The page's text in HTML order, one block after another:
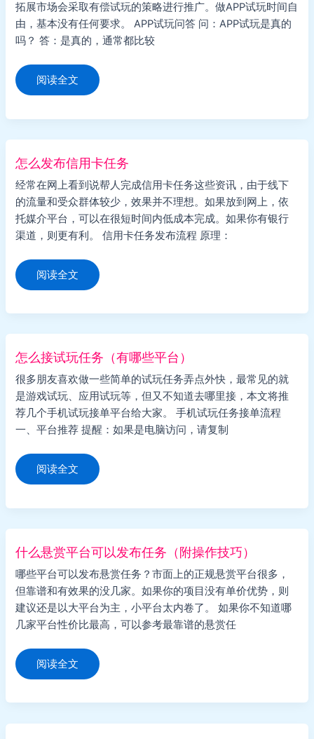
或
者
是
套
拓展市场会采取有偿试玩的策略进行推广。做APP试玩时间自
由，基本没有任何要求。 APP试玩问答 问：APP试玩是真的
吗？ 答：是真的，通常都比较
APP
试
玩
真
吗，
么
做
阅读全文
怎么发布信用卡任务
经常在网上看到说帮人完成信用卡任务这些资讯，由于线下
的流量和受众群体较少，效果并不理想。如果放到网上，依
托媒介平台，可以在很短时间内低成本完成。如果你有银行
渠道，则更有利。 信用卡任务发布流程 原理：
怎
么
发
信
卡
务
阅读全文
怎么接试玩任务（有哪些平台）
很多朋友喜欢做一些简单的试玩任务弄点外快，最常见的就
是游戏试玩、应用试玩等，但又不知道去哪里接，本文将推
荐几个手机试玩接单平台给大家。 手机试玩任务接单流程
一、平台推荐 提醒：如果是电脑访问，请复制
怎
么
接
玩
务
哪
些
平
台）
阅读全文
什么悬赏平台可以发布任务（附操作技巧）
哪些平台可以发布悬赏任务？市面上的正规悬赏平台很多，
但靠谱和有效果的没几家。如果你的项目没有单价优势，则
建议还是以大平台为主，小平台太内卷了。 如果你不知道哪
几家平台性价比最高，可以参考最靠谱的悬赏任
什
么
悬
平
可
阅读全文